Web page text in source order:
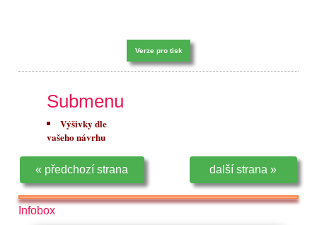
Verze pro tisk
Submenu
Výšivky dle
vašeho návrhu
« předchozí strana další strana »
Infobox